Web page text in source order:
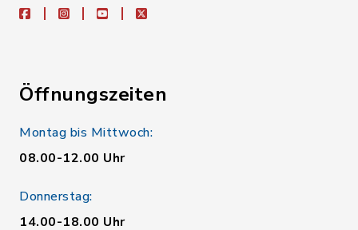
facebookinstagramyoutubeX
Öffnungszeiten
Montag bis Mittwoch:
08.00-12.00 Uhr
Donnerstag:
14.00-18.00 Uhr